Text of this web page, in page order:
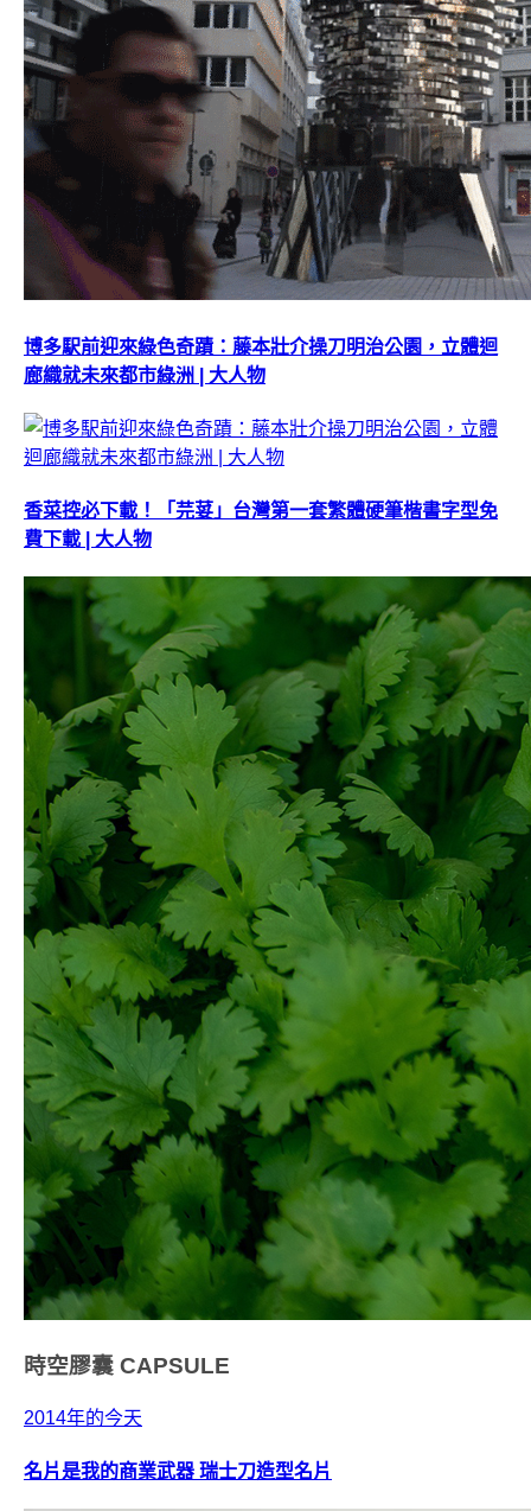
博多駅前迎來綠色奇蹟：藤本壯介操刀明治公園，立體迴
廊織就未來都市綠洲 | 大人物
香菜控必下載！「芫荽」台灣第一套繁體硬筆楷書字型免
費下載 | 大人物
時空膠囊 CAPSULE
2014年的今天
名片是我的商業武器 瑞士刀造型名片